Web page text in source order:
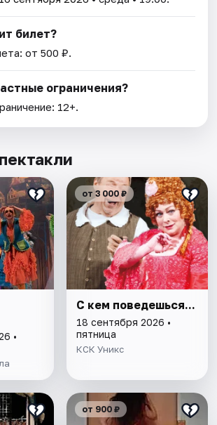
билет?
от 500 ₽.
ограничения?
12+.
•
от 3 000 ₽
С кем поведешься...
18 сентября 2026 •
пятница
КСК Уникс
от 900 ₽